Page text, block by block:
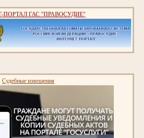
ПОРТАЛ ГАС "ПРАВОСУДИЕ"
Судебные извещения